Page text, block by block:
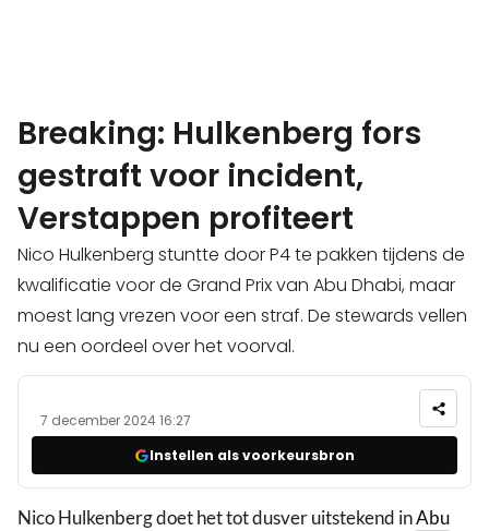
Breaking: Hulkenberg fors
gestraft voor incident,
Verstappen profiteert
Nico Hulkenberg stuntte door P4 te pakken tijdens de
kwalificatie voor de Grand Prix van Abu Dhabi, maar
moest lang vrezen voor een straf. De stewards vellen
nu een oordeel over het voorval.
7 december 2024 16:27
Instellen als voorkeursbron
Nico Hulkenberg doet het tot dusver uitstekend inAbu